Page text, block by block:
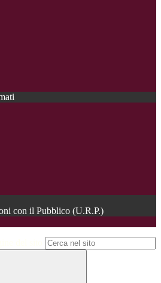
con il Pubblico (U.R.P.)